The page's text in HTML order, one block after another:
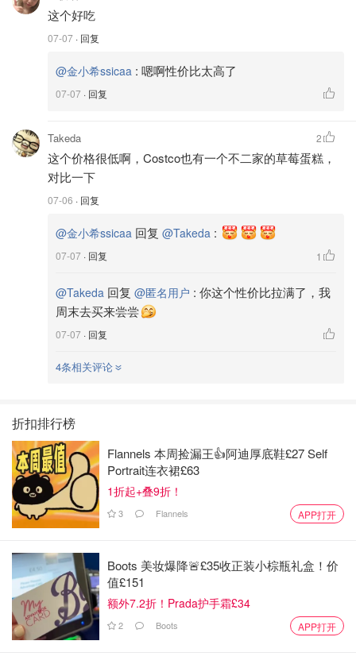
这个好吃
07-07 · 回复
@金小希ssicaa : 嗯啊性价比太高了
07-07 · 回复
Takeda
这个价格很低啊，Costco也有一个不二家的草莓蛋糕，
对比一下
07-06 · 回复
2
@金小希ssicaa 回复 @Takeda :
07-07 · 回复 1
@Takeda 回复 @匿名用户 : 你这个性价比拉满了，我
周末去买来尝尝
07-07 · 回复
4条相关评论
折扣排行榜
Flannels 本周捡漏王👍阿迪厚底鞋£27 Self
Portrait连衣裙£63
1折起+叠9折！
3 Flannels APP打开
Boots 美妆爆降🚨£35收正装小棕瓶礼盒！价
值£151
额外7.2折！Prada护手霜£34
2 Boots APP打开